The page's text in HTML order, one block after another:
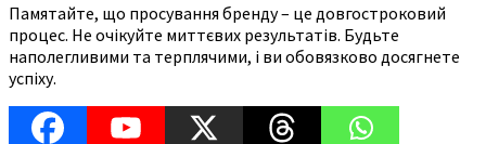
Памятайте, що просування бренду – це довгостроковий
процес. Не очікуйте миттєвих результатів. Будьте
наполегливими та терплячими, і ви обовязково досягнете
успіху.